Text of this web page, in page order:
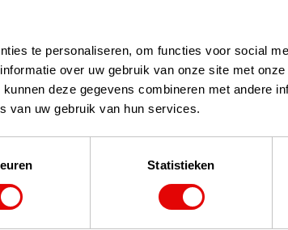
te personaliseren, om functies voor social
over uw gebruik van onze site met
deze gegevens combineren met andere
van uw gebruik van hun services.
Statistieken